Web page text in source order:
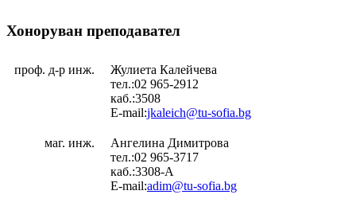
Хоноруван преподавател
проф. д-р инж.
Жулиета Калейчева
тел.:02 965-2912
каб.:3508
E-mail:jkaleich@tu-sofia.bg
маг. инж.
Ангелина Димитрова
тел.:02 965-3717
каб.:3308-А
E-mail:adim@tu-sofia.bg